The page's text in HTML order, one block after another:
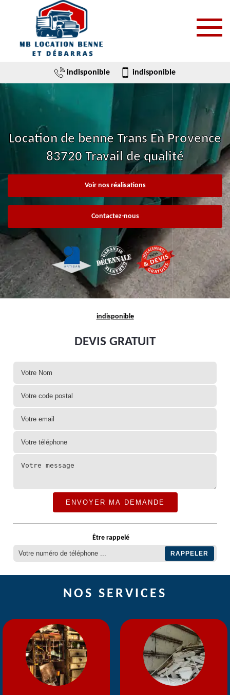
indisponible indisponible
Location de benne Trans En Provence
83720 Travail de qualité
Voir nos réalisations
Contactez-nous
indisponible
DEVIS GRATUIT
Être rappelé
NOS SERVICES